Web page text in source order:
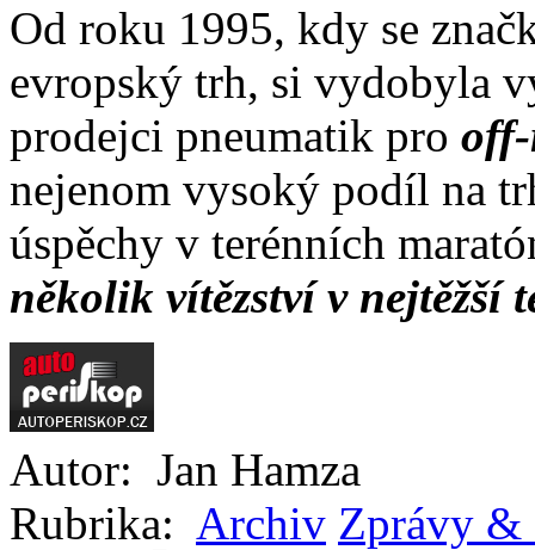
Od roku 1995, kdy se
evropský trh, si vydobyla
prodejci pneumatik pro
nejenom vysoký podíl na
úspěchy v terénních
několik vítězství v nejtěžší
Autor: Jan Hamza
Rubrika: Archiv Zprávy &